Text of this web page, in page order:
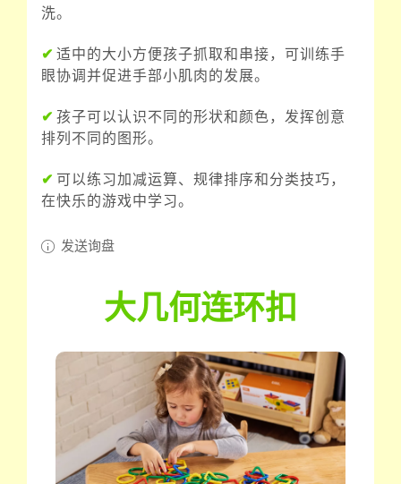
洗。
✔ 适中的大小方便孩子抓取和串接，可训练手
眼协调并促进手部小肌肉的发展。
✔ 孩子可以认识不同的形状和颜色，发挥创意
排列不同的图形。
✔ 可以练习加减运算、规律排序和分类技巧，
在快乐的游戏中学习。
发送询盘
大几何连环扣